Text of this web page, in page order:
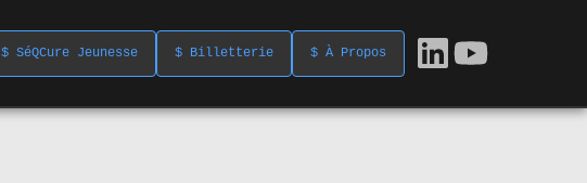
$ SéQCure Jeunesse $ Billetterie $ À Propos